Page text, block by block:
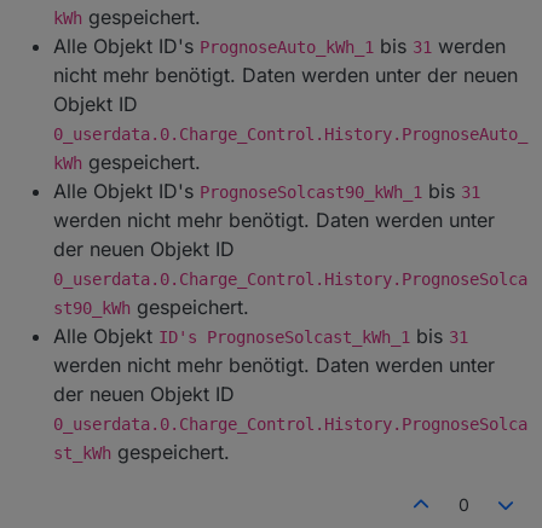
kWh gespeichert.
Alle Objekt ID's PrognoseAuto_kWh_1 bis 31 werden
nicht mehr benötigt. Daten werden unter der neuen
Objekt ID
0_userdata.0.Charge_Control.History.PrognoseAuto_
kWh gespeichert.
Alle Objekt ID's PrognoseSolcast90_kWh_1 bis 31
werden nicht mehr benötigt. Daten werden unter
der neuen Objekt ID
0_userdata.0.Charge_Control.History.PrognoseSolca
st90_kWh gespeichert.
Alle Objekt ID's PrognoseSolcast_kWh_1 bis 31
werden nicht mehr benötigt. Daten werden unter
der neuen Objekt ID
0_userdata.0.Charge_Control.History.PrognoseSolca
st_kWh gespeichert.
0